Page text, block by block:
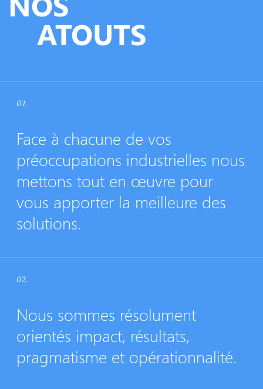
ATOUTS
01.
Face à chacune de vos
préoccupations industrielles nous
mettons tout en œuvre pour
vous apporter la meilleure des
solutions.
02.
Nous sommes résolument
orientés impact, résultats,
pragmatisme et opérationnalité.